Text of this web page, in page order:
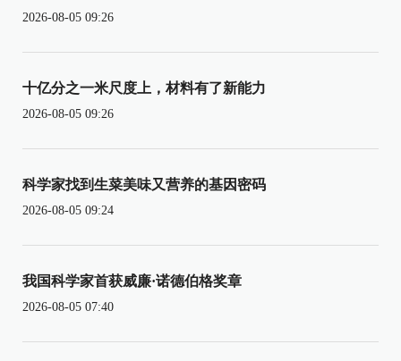
2026-08-05 09:26
十亿分之一米尺度上，材料有了新能力
2026-08-05 09:26
科学家找到生菜美味又营养的基因密码
2026-08-05 09:24
我国科学家首获威廉·诺德伯格奖章
2026-08-05 07:40